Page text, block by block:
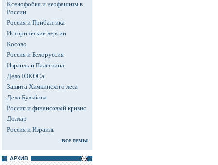
Ксенофобия и неофашизм в
России
Россия и Прибалтика
Исторические версии
Косово
Россия и Белоруссия
Израиль и Палестина
Дело ЮКОСа
Защита Химкинского леса
Дело Бульбова
Россия и финансовый кризис
Доллар
Россия и Израиль
все темы
АРХИВ